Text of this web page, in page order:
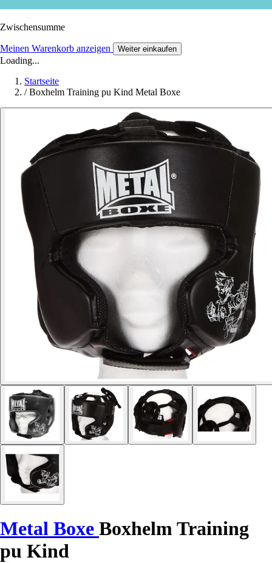
Zwischensumme
Meinen Warenkorb anzeigen Weiter einkaufen
Loading...
Startseite
/ Boxhelm Training pu Kind Metal Boxe
Metal Boxe Boxhelm Training
pu Kind